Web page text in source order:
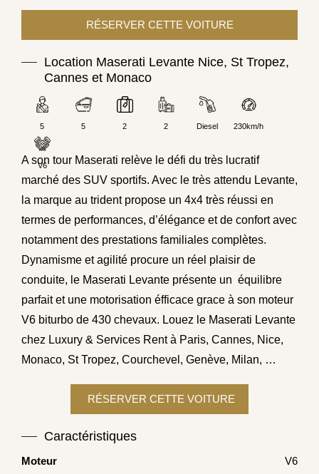
Location Maserati Levante Nice, St Tropez,
Cannes et Monaco
5 5 2 2 Diesel 230km/h
V6
A son tour Maserati relève le défi du très lucratif
marché des SUV sportifs. Avec le très attendu Levante,
la marque au trident propose un 4x4 très réussi en
termes de performances, d’élégance et de confort avec
notamment des prestations familiales complètes.
Dynamisme et agilité procure un réel plaisir de
conduite, le Maserati Levante présente un équilibre
parfait et une motorisation éfficace grace à son moteur
V6 biturbo de 430 chevaux. Louez le Maserati Levante
chez Luxury & Services Rentà Paris, Cannes, Nice,
Monaco, St Tropez, Courchevel , Genève, Milan, …
Caractéristiques
Moteur
V6